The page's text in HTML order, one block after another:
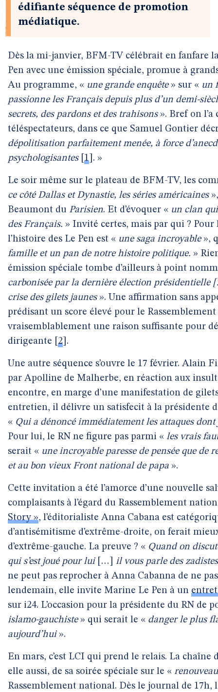
édifiante séquence de promotion
médiatique.
Dès la mi-janvier, BFM-TV célébrait en fanfare
Pen avec une émission spéciale, promue à
Au programme, « une grande enquête» sur « un
passionne les Français depuis plus d’un demi-
secrets, des pardons et des trahisons». Bref on l’a
téléspectateurs, dans ce que Samuel Gontier
dépolitisation parfaitement menée, à force
psychologisantes[ 1 . »
Le soir même sur le plateau de BFM-TV, les
ce côté Dallas et Dynastie, les séries américaines
Beaumont du Parisien. Et d’évoquer « un clan
des Français. » Invité certes, mais par qui ?
l’histoire des Le Pen est « une saga incroyable»,
famille et un pan de notre histoire politique. »
émission spéciale tombe d’ailleurs à point
carbonisée par la dernière élection
crise des gilets jaunes». Une affirmation sans
prédisant un score élevé pour le
vraisemblablement une raison suffisante pour
dirigeante
2 .
Une autre séquence s’ouvre le 17 février. Alain
par Apolline de Malherbe, en réaction aux
encontre, en marge d’une manifestation de
entretien, il délivre un satisfecit à la présidente
« Qui a dénoncé immédiatement les attaques dont
Pour lui, le RN ne figure pas parmi « les vrais
serait « une incroyable paresse de pensée que de
et au bon vieux Front national de papa ».
Cette invitation a été l’amorce d’une nouvelle
complaisants à l’égard du Rassemblement
Story », l’éditorialiste Anna Cabana est
d’antisémitisme d’extrême-droite, on ferait
d’extrême-gauche. La preuve ? « Quand on
qui s’est joué pour lui[…] il vous parle des
ne peut pas reprocher à Anna Cabanna de ne
lendemain, elle invite Marine Le Pen à un
sur i24. L’occasion pour la présidente du RN de
islamo-gauchiste» qui serait le « danger le plus
aujourd’hui».
En mars, c’est LCI qui prend le relais. La
elle aussi, de sa soirée spéciale sur le « renouveau
Rassemblement national. Dès le journal de 17h,